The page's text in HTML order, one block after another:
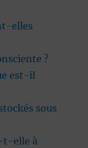
elles
?
est-il
sous
t-elle à